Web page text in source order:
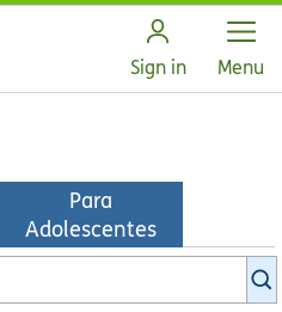
Sign in Open
Menu
Para
Adolescentes